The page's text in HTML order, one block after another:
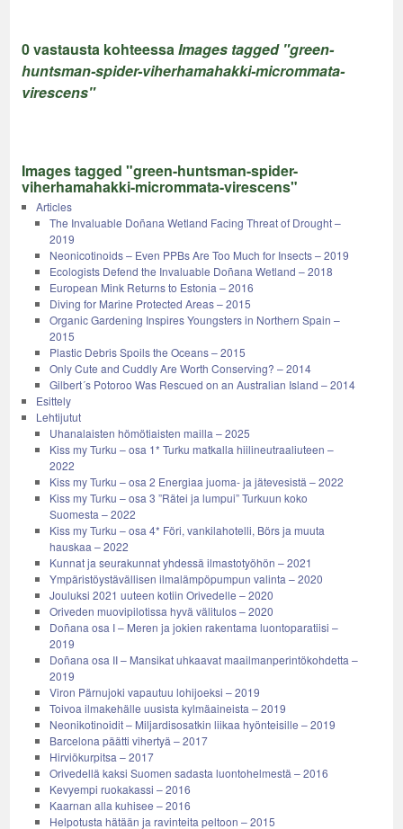
0 vastausta kohteessaImages tagged "green-
huntsman-spider-viherhamahakki-micrommata-
virescens"
Images tagged "green-huntsman-spider-
viherhamahakki-micrommata-virescens"
Articles
The Invaluable Doñana Wetland Facing Threat of Drought –
2019
Neonicotinoids – Even PPBs Are Too Much for Insects – 2019
Ecologists Defend the Invaluable Doñana Wetland – 2018
European Mink Returns to Estonia – 2016
Diving for Marine Protected Areas – 2015
Organic Gardening Inspires Youngsters in Northern Spain –
2015
Plastic Debris Spoils the Oceans – 2015
Only Cute and Cuddly Are Worth Conserving? – 2014
Gilbert´s Potoroo Was Rescued on an Australian Island – 2014
Esittely
Lehtijutut
Uhanalaisten hömötiaisten mailla – 2025
Kiss my Turku – osa 1* Turku matkalla hiilineutraaliuteen –
2022
Kiss my Turku – osa 2 Energiaa juoma- ja jätevesistä – 2022
Kiss my Turku – osa 3 ”Rätei ja lumpui” Turkuun koko
Suomesta – 2022
Kiss my Turku – osa 4* Föri, vankilahotelli, Börs ja muuta
hauskaa – 2022
Kunnat ja seurakunnat yhdessä ilmastotyöhön – 2021
Ympäristöystävällisen ilmalämpöpumpun valinta – 2020
Jouluksi 2021 uuteen kotiin Orivedelle – 2020
Oriveden muovipilotissa hyvä välitulos – 2020
Doñana osa I – Meren ja jokien rakentama luontoparatiisi –
2019
Doñana osa II – Mansikat uhkaavat maailmanperintökohdetta –
2019
Viron Pärnujoki vapautuu lohijoeksi – 2019
Toivoa ilmakehälle uusista kylmäaineista – 2019
Neonikotinoidit – Miljardisosatkin liikaa hyönteisille – 2019
Barcelona päätti vihertyä – 2017
Hirviökurpitsa – 2017
Orivedellä kaksi Suomen sadasta luontohelmestä – 2016
Kevyempi ruokakassi – 2016
Kaarnan alla kuhisee – 2016
Helpotusta hätään ja ravinteita peltoon – 2015